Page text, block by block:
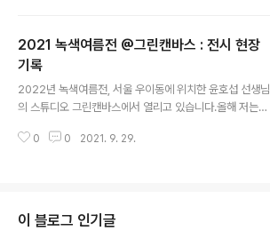
스 뒷면에 필사해 출품했습니다.여성환경연대는 지난 11
월, 특별한 공모전을 열었습니다.기후위기와 관련된 글을
필사하거나, 글을 읽고 느낀 점을 그림이나 사진 등 다양한
방법으로 표현한 시민들의 다양한 작품을 우편으로 받았어
요.필사 예시 자료로 ①IPCC 지구온난화 1.5도 특별보고
서 ②그레타 툰베리의 2019 UN 행동정상회의 연설 ③에
2021 녹색여름전 @그린캔바스 : 전시 현장
기록
2022년 녹색여름전, 서울 우이동에 위치한 윤호섭 선생님
의 스튜디오 그린캔바스에서 열리고 있습니다.올해 저는
사용해 만든 가방 [가방으로 한 번 더]를 출품했습니다.관
나무를 가꾸고 있으면 새가 날아올지 모른다' 시구 재구성
하기, 잘 말린 소똥, 지렁이 똥 등미학적 가치가 중심이 아
0 0 2021. 9. 29.
이 블로그 인기글